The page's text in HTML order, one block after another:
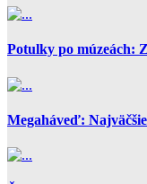
Potulky po múzeách:
Megaháveď: